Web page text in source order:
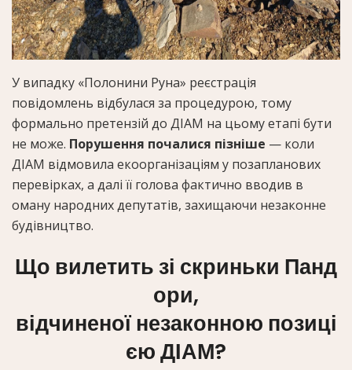
У випадку «Полонини Руна» реєстрація
повідомлень відбулася за процедурою, тому
формально претензій до ДІАМ на цьому етапі бути
не може. Порушення почалися пізніше — коли
ДІАМ відмовила екоорганізаціям у позапланових
перевірках, а далі її голова фактично вводив в
оману народних депутатів, захищаючи незаконне
будівництво.
Що вилетить зі скриньки Панд
ори,
відчиненої незаконною позиці
єю ДІАМ?